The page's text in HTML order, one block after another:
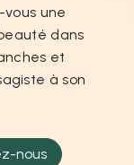
une
dans
et
à son
nous